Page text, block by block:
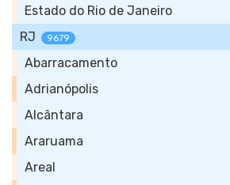
Estado do Rio de Janeiro
RJ
9679
Abarracamento
Adrianópolis
Alcântara
Araruama
Areal